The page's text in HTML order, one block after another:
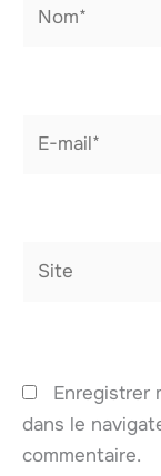
Enregistrer
dans le
commentaire.